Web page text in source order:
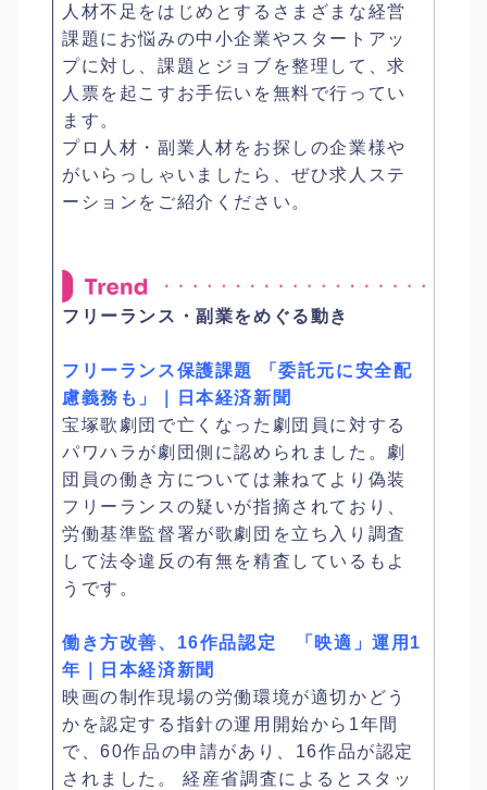
人材不足をはじめとするさまざまな経営
課題にお悩みの中小企業やスタートアッ
プに対し、課題とジョブを整理して、求
人票を起こすお手伝いを無料で行ってい
ます。
プロ人材・副業人材をお探しの企業様や
がいらっしゃいましたら、ぜひ求人ステ
ーションをご紹介ください。
フリーランス・副業をめぐる動き
フリーランス保護課題 「委託元に安全配
慮義務も」｜日本経済新聞
宝塚歌劇団で亡くなった劇団員に対する
パワハラが劇団側に認められました。劇
団員の働き方については兼ねてより偽装
フリーランスの疑いが指摘されており、
労働基準監督署が歌劇団を立ち入り調査
して法令違反の有無を精査しているもよ
うです。
働き方改善、16作品認定 「映適」運用1
年｜日本経済新聞
映画の制作現場の労働環境が適切かどう
かを認定する指針の運用開始から1年間
で、60作品の申請があり、16作品が認定
されました。 経産省調査によるとスタッ